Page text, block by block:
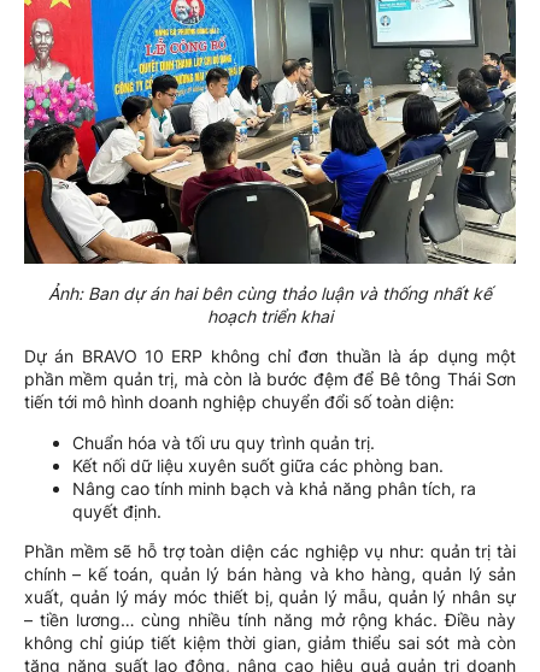
Ảnh: Ban dự án hai bên cùng thảo luận và thống nhất kế
hoạch triển khai
Dự án BRAVO 10 ERP không chỉ đơn thuần là áp dụng một
phần mềm quản trị, mà còn là bước đệm để Bê tông Thái Sơn
tiến tới mô hình doanh nghiệp chuyển đổi số toàn diện:
Chuẩn hóa và tối ưu quy trình quản trị.
Kết nối dữ liệu xuyên suốt giữa các phòng ban.
Nâng cao tính minh bạch và khả năng phân tích, ra
quyết định.
Phần mềm sẽ hỗ trợ toàn diện các nghiệp vụ như: quản trị tài
chính – kế toán, quản lý bán hàng và kho hàng, quản lý sản
xuất, quản lý máy móc thiết bị, quản lý mẫu, quản lý nhân sự
– tiền lương… cùng nhiều tính năng mở rộng khác. Điều này
không chỉ giúp tiết kiệm thời gian, giảm thiểu sai sót mà còn
tăng năng suất lao động, nâng cao hiệu quả quản trị doanh